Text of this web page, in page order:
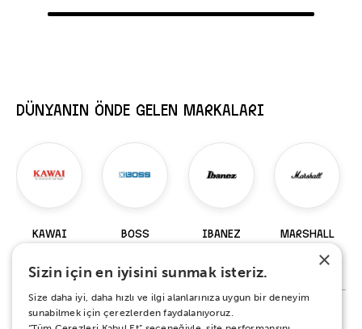
DÜNYANIN ÖNDE GELEN MARKALARI
KAWAI BOSS IBANEZ MARSHALL
147 Ürün×
Sizin için en iyisini sunmak isteriz.
Size daha iyi, daha hızlı ve ilgi alanlarınıza uygun bir deneyim
sunabilmek için çerezlerden faydalanıyoruz.